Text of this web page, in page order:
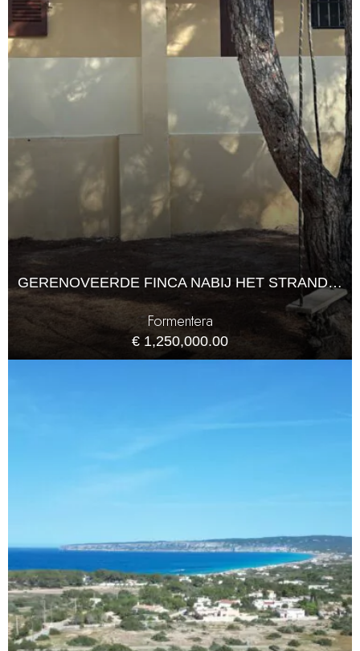
GERENOVEERDE FINCA NABIJ HET STRAND VAN MIGJORN, FORMENTERA
Formentera
€ 1,250,000.00